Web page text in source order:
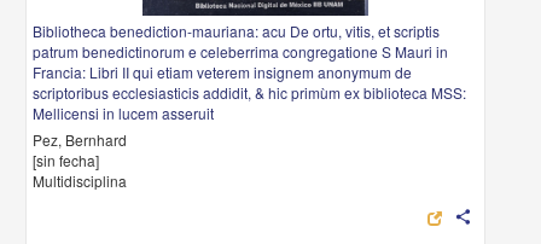
Bibliotheca benediction-mauriana: acu De ortu, vitis, et scriptis
patrum benedictinorum e celeberrima congregatione S Mauri in
Francia: Libri II qui etiam veterem insignem anonymum de
scriptoribus ecclesiasticis addidit, & hic primùm ex biblioteca MSS:
Mellicensi in lucem asseruit
Pez, Bernhard
[sin fecha]
Multidisciplina
share